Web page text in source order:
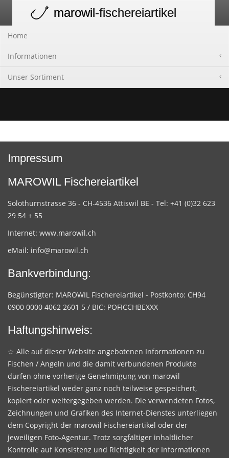
navigation
marowil-fischereiartikel
Home
Informationen
Unser Sortiment
Impressum
MAROWIL Fischereiartikel
Solothurnstrasse 36 - CH-4536 Attiswil BE - Tel: +41 (0)32 623
29 54 + 55
Internet: www.marowil.ch
eMail: info@marowil.ch
Bankverbindung:
Begünstigter: MAROWIL Fischereiartikel - Postkonto: CH94
0900 0000 4062 2601 5 / BIC: POFICCHBEXXX
Haftungshinweis:
☆ Alle auf dieser Website angebotenen Informationen zu
Fischen / Angeln und die damit verbundenen Produkte
dürfen ohne vorherige Genehmigung von marowil
Fischereiartikel weder ganz noch teilweise gespeichert,
kopiert oder weitergegeben werden. Die verwendeten Fotos,
Zeichnungen und Grafiken des Internet-Dienstes unterliegen
dem Copyright der marowil Fischereiartikel oder der
jeweiligen Foto-Agentur. Trotz sorgfältiger inhaltlicher
Kontrolle auf Konsistenz und Richtigkeit der Informationen